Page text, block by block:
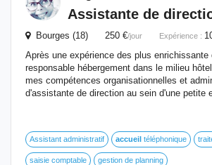
Assistante de
Bourges (18) 250 €/jour Expérience :
Après une expérience des plus enrichissante
responsable hébergement dans le milieu
mes compétences organisationnelles et
d'assistante de direction au sein d'une petite
Assistant administratif accueil téléphonique
saisie comptable gestion de planning